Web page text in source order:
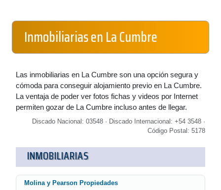
Inmobiliarias en La Cumbre
Las inmobiliarias en La Cumbre son una opción segura y
cómoda para conseguir alojamiento previo en La Cumbre.
La ventaja de poder ver fotos fichas y videos por Internet
permiten gozar de La Cumbre incluso antes de llegar.
Discado Nacional: 03548 · Discado Internacional: +54 3548 ·
Código Postal: 5178
INMOBILIARIAS
Molina y Pearson Propiedades